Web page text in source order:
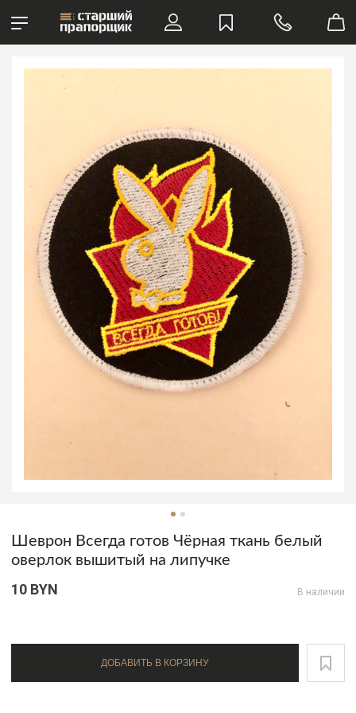
Шеврон Всегда готов Чёрная ткань белый
оверлок вышитый на липучке
10 BYN В наличии
ДОБАВИТЬ В КОРЗИНУ